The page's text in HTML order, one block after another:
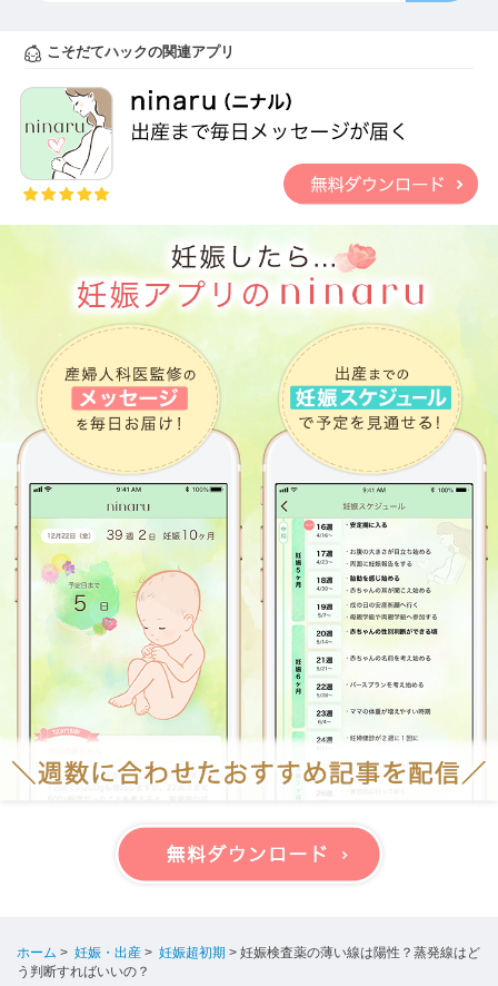
こそだてハックの関連アプリ
ホーム > 妊娠・出産 > 妊娠超初期 > 妊娠検査薬の薄い線は陽性？蒸発線はど
う判断すればいいの？